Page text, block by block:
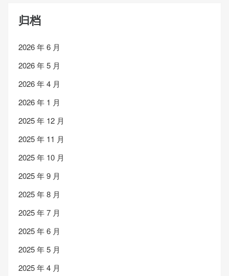
归档
2026 年 6 月
2026 年 5 月
2026 年 4 月
2026 年 1 月
2025 年 12 月
2025 年 11 月
2025 年 10 月
2025 年 9 月
2025 年 8 月
2025 年 7 月
2025 年 6 月
2025 年 5 月
2025 年 4 月